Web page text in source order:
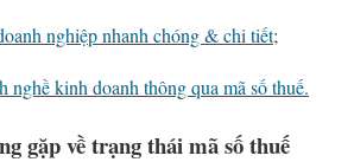
nghiệp nhanh chóng & chi tiết;
nghề kinh doanh thông qua mã số thuế.
gặp về trạng thái mã số thuế